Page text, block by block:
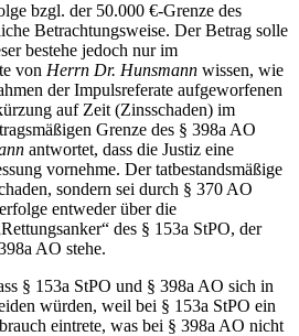
bzgl. der 50.000 €-Grenze des
Betrachtungsweise. Der Betrag solle
bestehe jedoch nur im
von Herrn Dr. Hunsmann wissen, wie
der Impulsreferate aufgeworfenen
auf Zeit (Zinsschaden) im
Grenze des § 398a AO
antwortet, dass die Justiz eine
vornehme. Der tatbestandsmäßige
sondern sei durch § 370 AO
entweder über die
des § 153a StPO, der
AO stehe.
§ 153a StPO und § 398a AO sich in
würden, weil bei § 153a StPO ein
eintrete, was bei § 398a AO nicht